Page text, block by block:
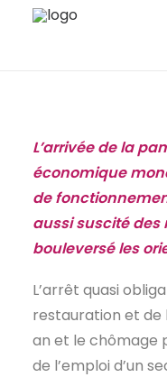
CANDIDATS
ENTREPRISES
NOS FICHES MÉTIERS
AJ CONSEIL
CONTACT
L’arrivée de la
économique
de
aussi suscité des
bouleversé les
L’arrêt quasi
restauration et de
an et le chômage
de l’emploi d’un